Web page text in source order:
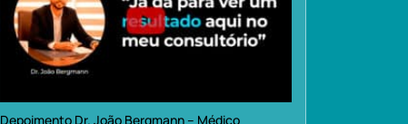
Depoimento Dr. João Bergmann – Médico